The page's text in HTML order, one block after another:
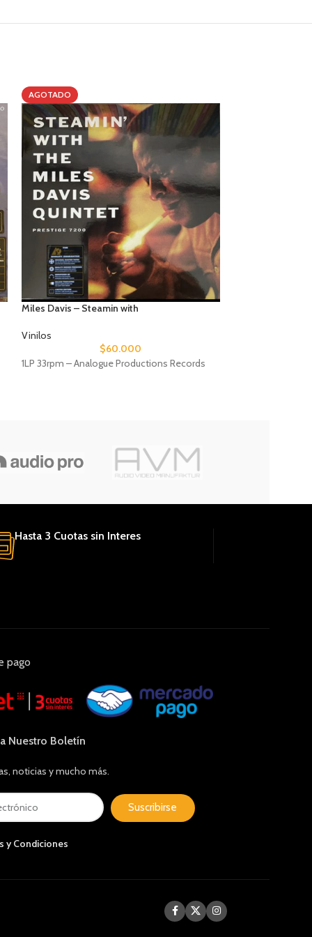
AGOTADO
Miles Davis – Steamin with
Vinilos
$60.000
1LP 33rpm – Analogue Productions Records
Hasta 3 Cuotas sin Interes
pago
Nuestro Boletín
noticias y mucho más.
Suscribirse
y Condiciones